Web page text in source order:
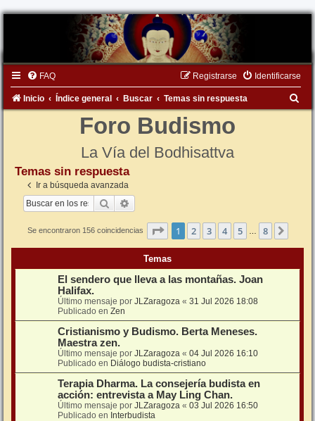
FAQ Identificarse
Registrarse
Inicio Índice general Buscar Temas sin respuesta
Foro Budismo
La Vía del Bodhisattva
Temas sin respuesta
Ir a búsqueda avanzada
Buscar
Se encontraron 156 coincidencias Página de
1 2 3 4 5 8
Temas
El sendero que lleva a las montañas. Joan
Halifax.
Último mensaje por JLZaragoza « 31 Jul 2026 18:08
Publicado en Zen
Cristianismo y Budismo. Berta Meneses.
Maestra zen.
Último mensaje por JLZaragoza « 04 Jul 2026 16:10
Publicado en Diálogo budista-cristiano
Terapia Dharma. La consejería budista en
acción: entrevista a May Ling Chan.
Último mensaje por JLZaragoza « 03 Jul 2026 16:50
Publicado en Interbudista